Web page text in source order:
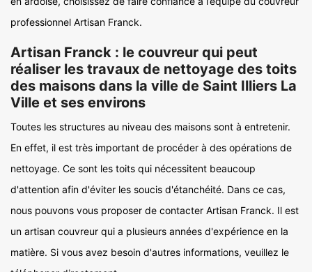
professionnel Artisan Franck.
Artisan Franck : le couvreur qui peut
réaliser les travaux de nettoyage des toits
des maisons dans la ville de Saint Illiers La
Ville et ses environs
Toutes les structures au niveau des maisons sont à entretenir.
En effet, il est très important de procéder à des opérations de
nettoyage. Ce sont les toits qui nécessitent beaucoup
d'attention afin d'éviter les soucis d'étanchéité. Dans ce cas,
nous pouvons vous proposer de contacter Artisan Franck. Il est
un artisan couvreur qui a plusieurs années d'expérience en la
matière. Si vous avez besoin d'autres informations, veuillez le